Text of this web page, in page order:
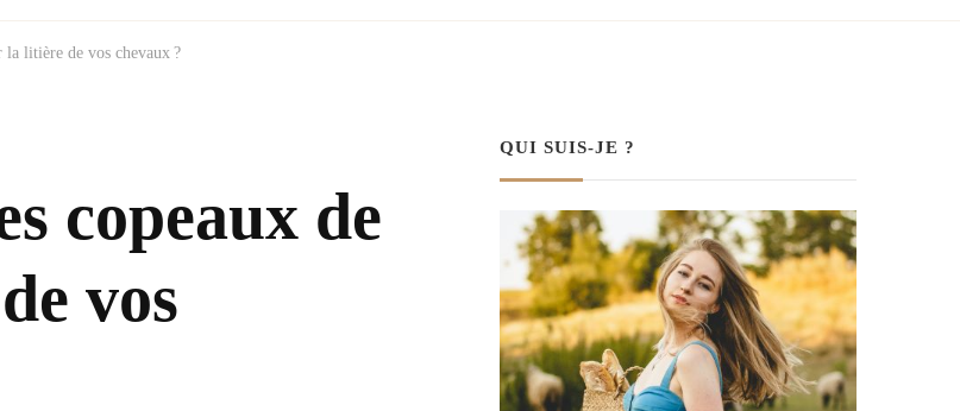
la litière de vos chevaux ?
copeaux de
vos
QUI SUIS-JE ?